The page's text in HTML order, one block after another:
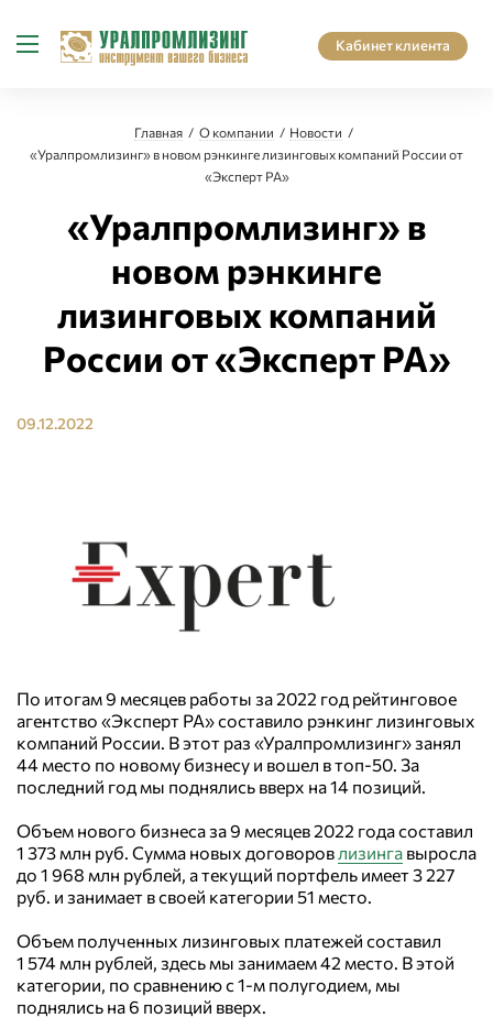
Кабинет клиента
Главная О компании
Новости
«Уралпромлизинг» в новом рэнкинге лизинговых компаний России от
«Эксперт РА»
«Уралпромлизинг» в
новом рэнкинге
лизинговых компаний
России от «Эксперт РА»
09.12.2022
По итогам 9 месяцев работы за 2022 год рейтинговое
агентство «Эксперт РА» составило рэнкинг лизинговых
компаний России. В этот раз «Уралпромлизинг» занял
44 место по новому бизнесу и вошел в топ-50. За
последний год мы поднялись вверх на 14 позиций.
Объем нового бизнеса за 9 месяцев 2022 года составил
1 373 млн руб. Сумма новых договоров лизинга выросла
до 1 968 млн рублей, а текущий портфель имеет 3 227
руб. и занимает в своей категории 51 место.
Объем полученных лизинговых платежей составил
1 574 млн рублей, здесь мы занимаем 42 место. В этой
категории, по сравнению с 1-м полугодием, мы
поднялись на 6 позиций вверх.